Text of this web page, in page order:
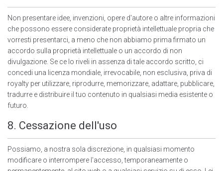
Non presentare idee, invenzioni, opere d'autore o altre informazioni
che possono essere considerate proprietà intellettuale propria che
vorresti presentarci, a meno che non abbiamo prima firmato un
accordo sulla proprietà intellettuale o un accordo di non
divulgazione. Se ce lo riveli in assenza di tale accordo scritto, ci
concedi una licenza mondiale, irrevocabile, non esclusiva, priva di
royalty per utilizzare, riprodurre, memorizzare, adattare, pubblicare,
tradurre e distribuire il tuo contenuto in qualsiasi media esistente o
futuro.
8. Cessazione dell'uso
Possiamo, a nostra sola discrezione, in qualsiasi momento
modificare o interrompere l'accesso, temporaneamente o